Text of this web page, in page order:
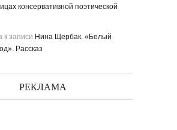
консервативной поэтической
к записи Нина Щербак. «Белый
Рассказ
РЕКЛАМА